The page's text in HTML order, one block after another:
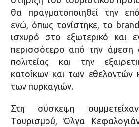
θα πραγματοποιηθεί την
ενώ, όπως τονίστηκε, το
ισχυρό στο εξωτερικό και
περισσότερο από την άμεση
πολιτείας και την
κατοίκων και των εθελοντών
των πυρκαγιών.
Στη σύσκεψη
Τουρισμού, Όλγα